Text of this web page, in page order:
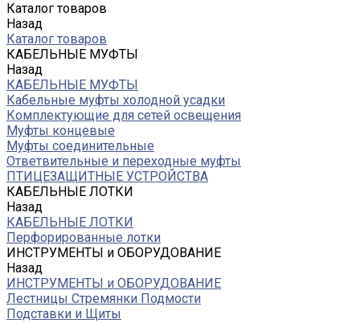
Каталог товаров
Назад
Каталог товаров
КАБЕЛЬНЫЕ МУФТЫ
Назад
КАБЕЛЬНЫЕ МУФТЫ
Кабельные муфты холодной усадки
Комплектующие для сетей освещения
Муфты концевые
Муфты соединительные
Ответвительные и переходные муфты
ПТИЦЕЗАЩИТНЫЕ УСТРОЙСТВА
КАБЕЛЬНЫЕ ЛОТКИ
Назад
КАБЕЛЬНЫЕ ЛОТКИ
Перфорированные лотки
ИНСТРУМЕНТЫ и ОБОРУДОВАНИЕ
Назад
ИНСТРУМЕНТЫ и ОБОРУДОВАНИЕ
Лестницы Стремянки Подмости
Подставки и Щиты